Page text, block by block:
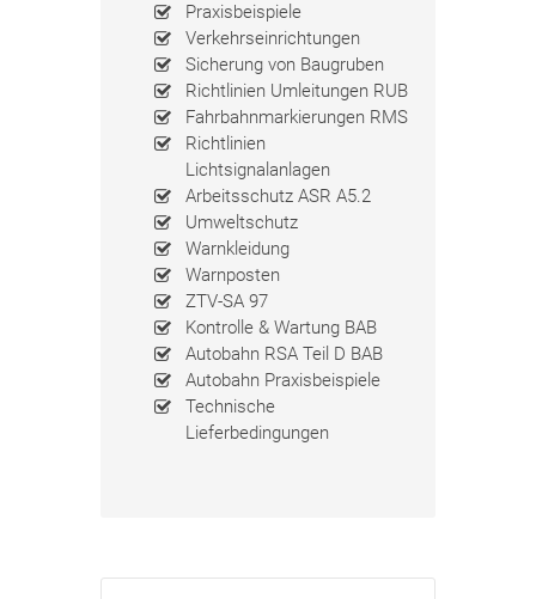
Praxisbeispiele
Verkehrseinrichtungen
Sicherung von Baugruben
Richtlinien Umleitungen RUB
Fahrbahnmarkierungen RMS
Richtlinien
Lichtsignalanlagen
Arbeitsschutz ASR A5.2
Umweltschutz
Warnkleidung
Warnposten
ZTV-SA 97
Kontrolle & Wartung BAB
Autobahn RSA Teil D BAB
Autobahn Praxisbeispiele
Technische
Lieferbedingungen